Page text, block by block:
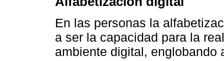
En las personas la
a ser la capacidad para la
ambiente digital,